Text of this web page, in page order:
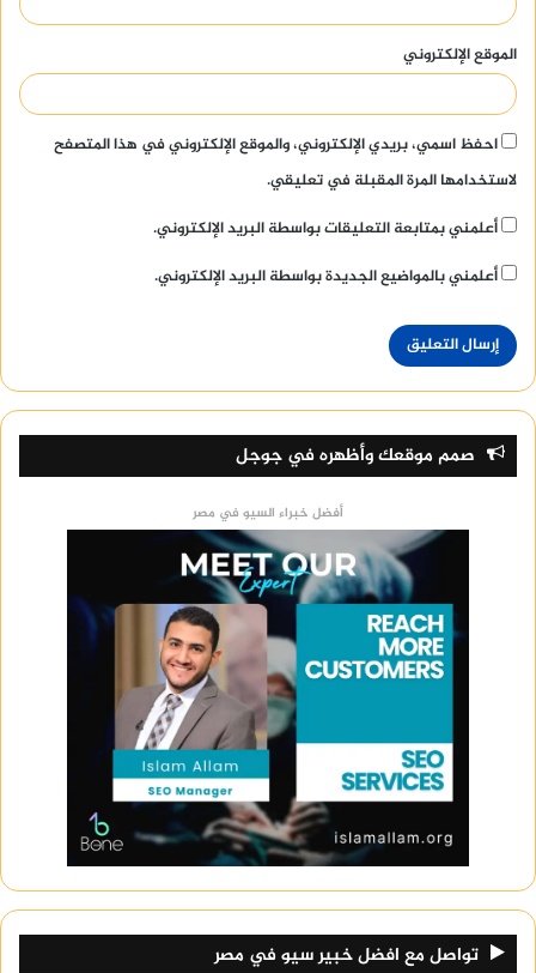
الموقع الإلكتروني
احفظ اسمي، بريدي الإلكتروني، والموقع الإلكتروني في هذا المتصفح
لاستخدامها المرة المقبلة في تعليقي.
أعلمني بمتابعة التعليقات بواسطة البريد الإلكتروني.
أعلمني بالمواضيع الجديدة بواسطة البريد الإلكتروني.
صمم موقعك وأظهره في جوجل
أفضل خبراء السيو في مصر
تواصل مع افضل خبير سيو في مصر